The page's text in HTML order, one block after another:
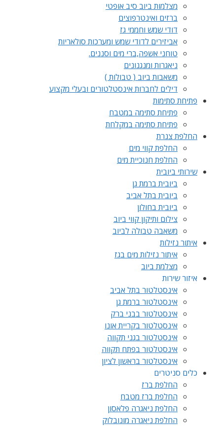
מצלמות ביוב סיב אופטי
ברזים ואינטרפוצים
דודי שמש וחממי גז
אביזירים לדודי שמש ומערכות סולאריות
טוחני אשפה,ברי מים וסננים.
ניאגרות ומנגנונים
משאבות ביוב ( טבולות )
דילים לחברות אינסטלטורים ובעלי מקצוע
פתיחת סתימות
פתיחת סתימה במטבח
פתיחת סתימה במקלחת
החלפת צנרת
החלפת קווי מים
החלפת חנוכיית מים
שירותי ביובית
ביובית ברמת גן
ביובית בתל אביב
ביובית בחולון
צילום ותיקון קווי ביוב
משאבה טבולה לביוב
איתור נזילות
איתור נזילות מים בגז
מצלמת ביוב
איזור שירות
אינסטלטור בתל אביב
אינסטלטור ברמת גן
אינסטלטור בבני ברק
אינסטלטור בקריית אונו
אינסטלטור בגני תקווה
אינסטלטור בפתח תקווה
אינסטלטור בראשון לציון
כלים סניטרים
החלפת ברז
החלפת ברז מטבח
החלפת ניאגרה פלאסון
החלפת ניאגרה מונובלוק